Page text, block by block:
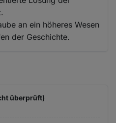
an ein höheres Wesen
der Geschichte.
überprüft)